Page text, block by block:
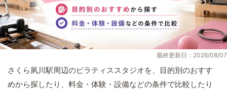
最終更新日：2026/08/07
さくら夙川駅周辺のピラティススタジオを、目的別のおすす
めから探したり、料金・体験・設備などの条件で比較したり